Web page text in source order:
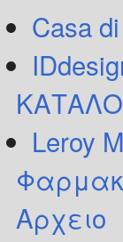
Casa
Leroy
Αρχειο